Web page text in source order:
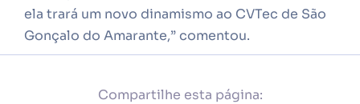
ela trará um novo dinamismo ao CVTec de São
Gonçalo do Amarante,” comentou.
Compartilhe esta página: